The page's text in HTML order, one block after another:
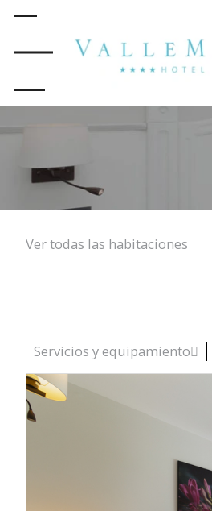
Ver todas las habitaciones
Servicios y equipamiento